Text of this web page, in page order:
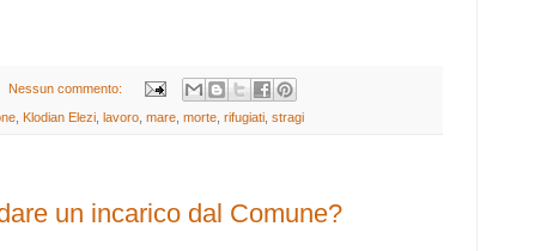
Nessun commento:
Klodian Elezi lavoro mare morte rifugiati stragi
un incarico dal Comune?